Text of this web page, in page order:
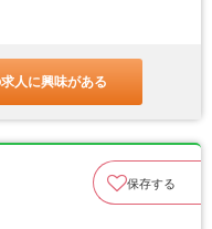
人に興味がある
保存する